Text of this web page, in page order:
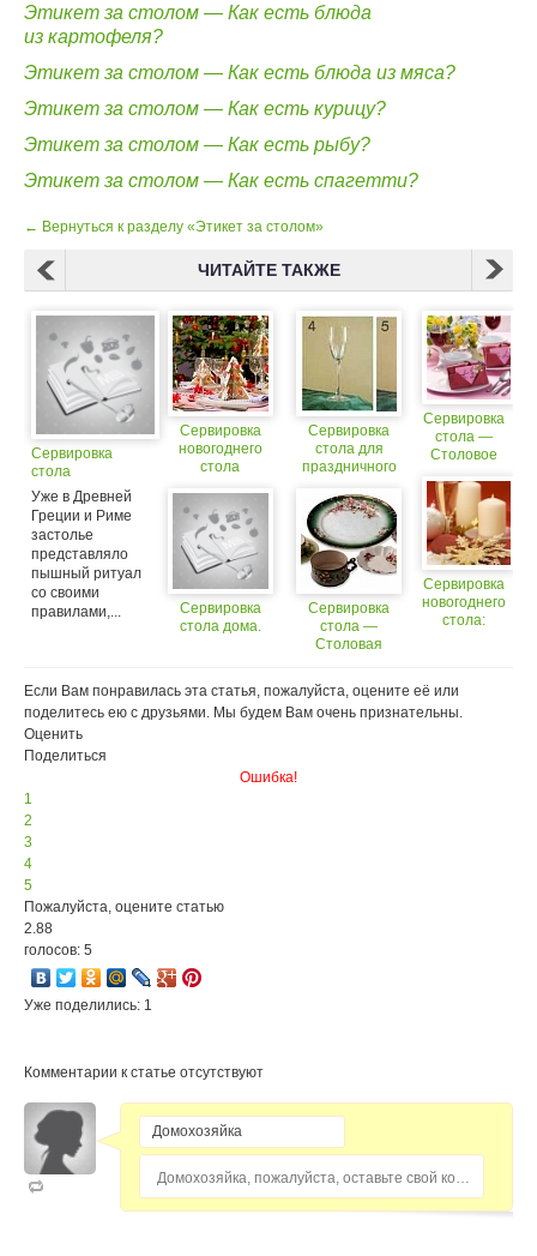
Этикет за столом — Как есть блюда
из картофеля?
Этикет за столом — Как есть блюда из мяса?
Этикет за столом — Как есть курицу?
Этикет за столом — Как есть рыбу?
Этикет за столом — Как есть спагетти?
← Вернуться к разделу «Этикет за столом»
ЧИТАЙТЕ ТАКЖЕ
Сервировка
стола
Уже в Древней
Греции и Риме
застолье
представляло
пышный ритуал
со своими
правилами,...
Сервировка
новогоднего
стола
Сервировка
стола дома.
Сервировка
стола для
праздничного
Сервировка
стола —
Столовая
Сервировка
стола —
Столовое
Сервировка
новогоднего
стола:
Если Вам понравилась эта статья, пожалуйста, оцените её или
поделитесь ею с друзьями. Мы будем Вам очень признательны.
Оценить
Поделиться
Ошибка!
1
2
3
4
5
Пожалуйста, оцените статью
2.88
голосов: 5
Уже поделились: 1
Комментарии к статье отсутствуют